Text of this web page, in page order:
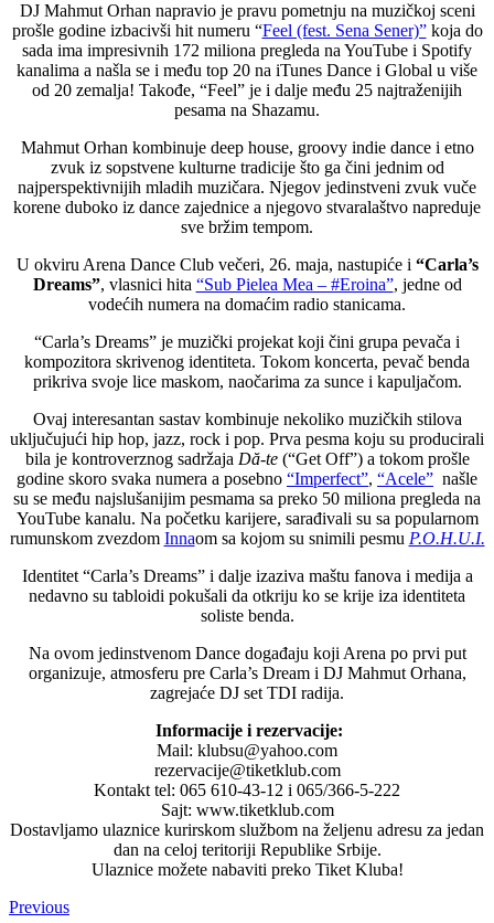
DJ Mahmut Orhan napravio je pravu pometnju na muzičkoj sceni
prošle godine izbacivši hit numeru “Feel (fest. Sena Sener)”koja do
sada ima impresivnih 172 miliona pregleda na YouTube i Spotify
kanalima a našla se i među top 20 na iTunes Dance i Global u više
od 20 zemalja! Takođe, “Feel” je i dalje među 25 najtraženijih
pesama na Shazamu.
Mahmut Orhan kombinuje deep house, groovy indie dance i etno
zvuk iz sopstvene kulturne tradicije što ga čini jednim od
najperspektivnijih mladih muzičara. Njegov jedinstveni zvuk vuče
korene duboko iz dance zajednice a njegovo stvaralaštvo napreduje
sve bržim tempom.
U okviru Arena Dance Club večeri, 26. maja, nastupiće i “Carla’s
Dreams”, vlasnici hita “Sub Pielea Mea – #Eroina”, jedne od
vodećih numera na domaćim radio stanicama.
“Carla’s Dreams” je muzički projekat koji čini grupa pevača i
kompozitora skrivenog identiteta. Tokom koncerta, pevač benda
prikriva svoje lice maskom, naočarima za sunce i kapuljačom.
Ovaj interesantan sastav kombinuje nekoliko muzičkih stilova
uključujući hip hop, jazz, rock i pop. Prva pesma koju su producirali
bila je kontroverznog sadržaja Dă-te(“Get Off”) a tokom prošle
godine skoro svaka numera a posebno “Imperfect”, “Acele” našle
su se među najslušanijim pesmama sa preko 50 miliona pregleda na
YouTube kanalu. Na početku karijere, sarađivali su sa popularnom
rumunskom zvezdom Innaom sa kojom su snimili pesmu P.O.H.U.I.
Identitet “Carla’s Dreams” i dalje izaziva maštu fanova i medija a
nedavno su tabloidi pokušali da otkriju ko se krije iza identiteta
soliste benda.
Na ovom jedinstvenom Dance događaju koji Arena po prvi put
organizuje, atmosferu pre Carla’s Dream i DJ Mahmut Orhana,
zagrejaće DJ set TDI radija.
Informacije i rezervacije:
Mail: klubsu@yahoo.com
rezervacije@tiketklub.com
Kontakt tel: 065 610-43-12 i 065/366-5-222
Sajt: www.tiketklub.com
Dostavljamo ulaznice kurirskom službom na željenu adresu za jedan
dan na celoj teritoriji Republike Srbije.
Ulaznice možete nabaviti preko Tiket Kluba!
Previous